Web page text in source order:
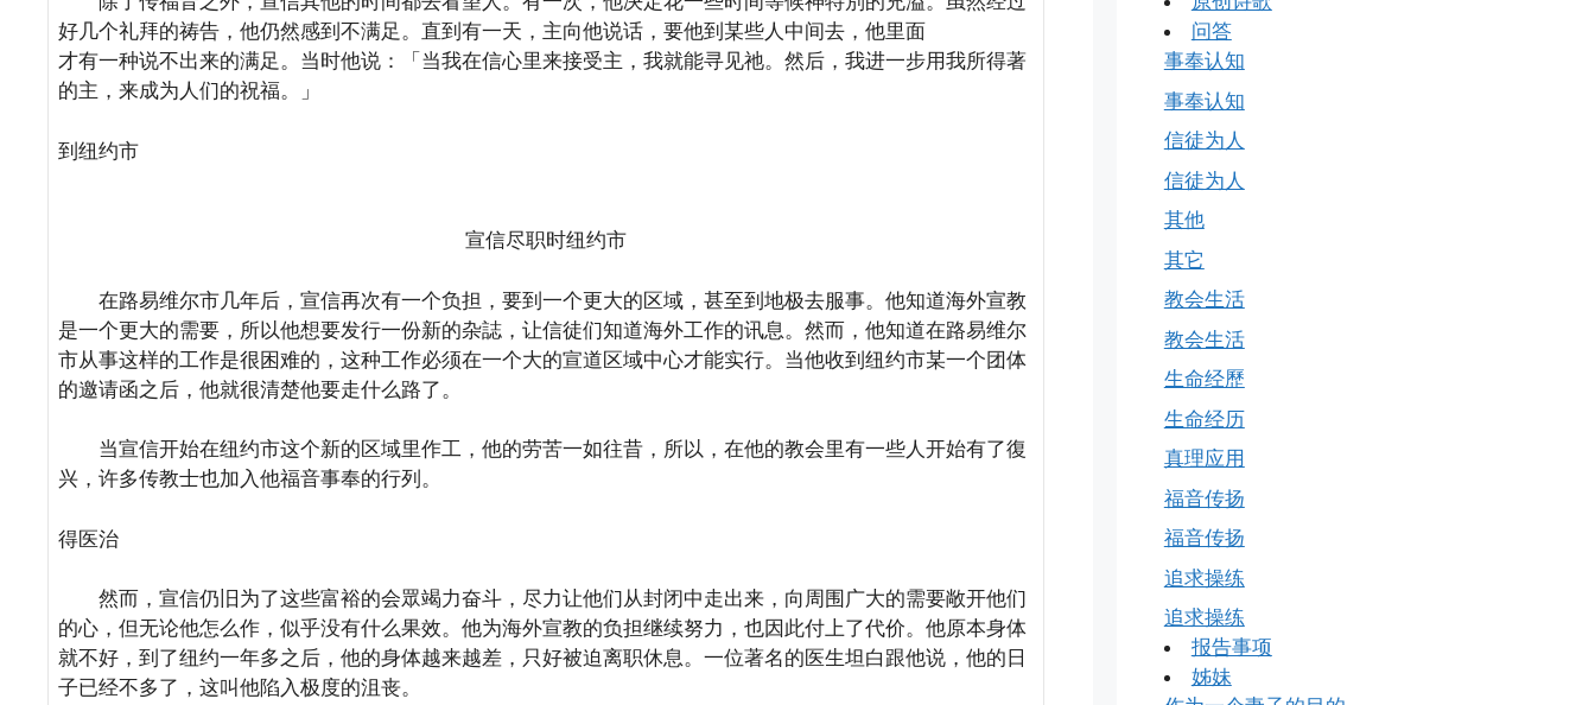
好几个礼拜的祷告，他仍然感到不满足。直到有一天，主向他说话，要他到某些人中间去，他里面
才有一种说不出来的满足。当时他说：「当我在信心里来接受主，我就能寻见祂。然后，我进一步用我所得著
的主，来成为人们的祝福。」
到纽约市
宣信尽职时纽约市
在路易维尔市几年后，宣信再次有一个负担，要到一个更大的区域，甚至到地极去服事。他知道海外宣教
是一个更大的需要，所以他想要发行一份新的杂誌，让信徒们知道海外工作的讯息。然而，他知道在路易维尔
市从事这样的工作是很困难的，这种工作必须在一个大的宣道区域中心才能实行。当他收到纽约市某一个团体
的邀请函之后，他就很清楚他要走什么路了。
当宣信开始在纽约市这个新的区域里作工，他的劳苦一如往昔，所以，在他的教会里有一些人开始有了復
兴，许多传教士也加入他福音事奉的行列。
得医治
然而，宣信仍旧为了这些富裕的会眾竭力奋斗，尽力让他们从封闭中走出来，向周围广大的需要敞开他们
的心，但无论他怎么作，似乎没有什么果效。他为海外宣教的负担继续努力，也因此付上了代价。他原本身体
就不好，到了纽约一年多之后，他的身体越来越差，只好被迫离职休息。一位著名的医生坦白跟他说，他的日
子已经不多了，这叫他陷入极度的沮丧。
问答
事奉认知
事奉认知
信徒为人
信徒为人
其他
其它
教会生活
教会生活
生命经歷
生命经历
真理应用
福音传扬
福音传扬
追求操练
追求操练
报告事项
姊妹